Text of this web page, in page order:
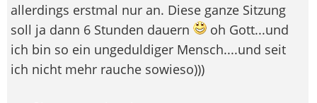
allerdings erstmal nur an. Diese ganze Sitzung
soll ja dann 6 Stunden dauern
oh Gott...und
ich bin so ein ungeduldiger Mensch....und seit
ich nicht mehr rauche sowieso)))